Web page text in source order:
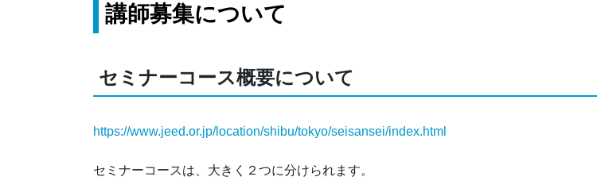
講師募集について
セミナーコース概要について
https://www.jeed.or.jp/location/shibu/tokyo/seisansei/index.html
セミナーコースは、大きく２つに分けられます。